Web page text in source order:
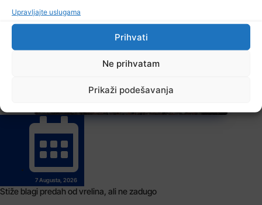
Upravljajte uslugama
Prihvati
Ne prihvatam
Prikaži podešavanja
Suljagić se zahvalio američkim zakonodavcima: Nećemo biti
zastrašeni i nastavit ćemo braniti istinu
7 Augusta, 2026
Stiže blagi predah od vrelina, ali ne zadugo